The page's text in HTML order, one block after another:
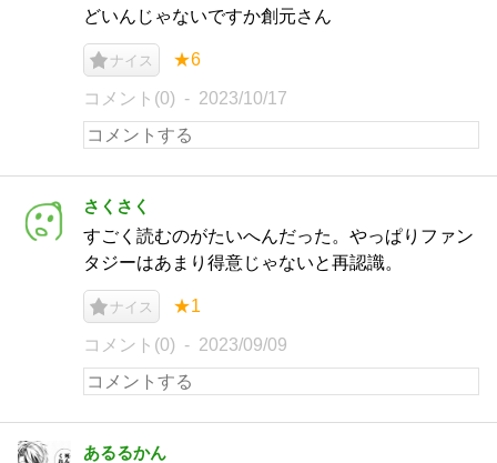
どいんじゃないですか創元さん
ナイス ★6
コメント(0) 2023/10/17
さくさく
すごく読むのがたいへんだった。やっぱりファン
タジーはあまり得意じゃないと再認識。
ナイス ★1
コメント(0) 2023/09/09
あるるかん